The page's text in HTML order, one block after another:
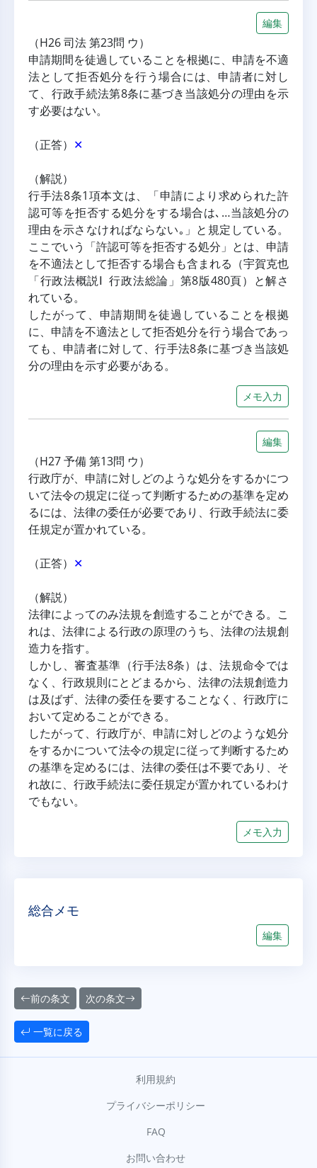
編集
（H26 司法 第23問 ウ）
申請期間を徒過していることを根拠に、申請を不適
法として拒否処分を行う場合には、申請者に対し
て、行政手続法第8条に基づき当該処分の理由を示
す必要はない。
（正答） ✕
（解説）
行手法8条1項本文は、「申請により求められた許
認可等を拒否する処分をする場合は､…当該処分の
理由を示さなければならない｡」と規定している。
ここでいう「許認可等を拒否する処分」とは、申請
を不適法として拒否する場合も含まれる（宇賀克也
「行政法概説Ⅰ 行政法総論」第8版480頁）と解さ
れている。
したがって、申請期間を徒過していることを根拠
に、申請を不適法として拒否処分を行う場合であっ
ても、申請者に対して、行手法8条に基づき当該処
分の理由を示す必要がある。
メモ入力
編集
（H27 予備 第13問 ウ）
行政庁が、申請に対しどのような処分をするかにつ
いて法令の規定に従って判断するための基準を定め
るには、法律の委任が必要であり、行政手続法に委
任規定が置かれている。
（正答） ✕
（解説）
法律によってのみ法規を創造することができる。こ
れは、法律による行政の原理のうち、法律の法規創
造力を指す。
しかし、審査基準（行手法8条）は、法規命令では
なく、行政規則にとどまるから、法律の法規創造力
は及ばず、法律の委任を要することなく、行政庁に
おいて定めることができる。
したがって、行政庁が、申請に対しどのような処分
をするかについて法令の規定に従って判断するため
の基準を定めるには、法律の委任は不要であり、そ
れ故に、行政手続法に委任規定が置かれているわけ
でもない。
メモ入力
総合メモ
編集
前の条文 次の条文
一覧に戻る
利用規約
プライバシーポリシー
FAQ
お問い合わせ